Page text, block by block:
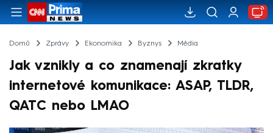
Domů Zprávy Ekonomika Byznys Média
Jak vznikly a co znamenají zkratky
internetové komunikace: ASAP, TLDR,
QATC nebo LMAO